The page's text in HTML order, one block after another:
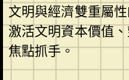
文明與經濟雙重屬
激活文明資本價值
焦點抓手。